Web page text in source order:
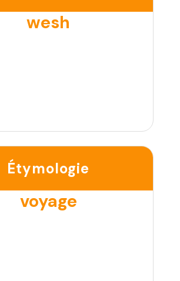
wesh
Étymologie
voyage